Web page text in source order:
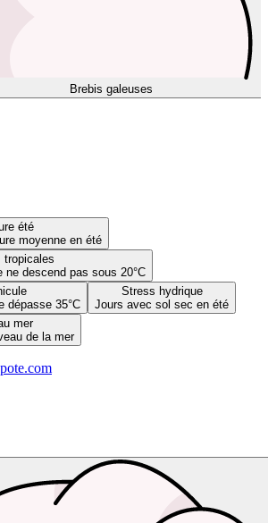
Brebis galeuses
été
moyenne en été
tropicales
ne descend pas sous 20°C
dépasse 35°C
Stress hydrique
Jours avec sol sec en été
mer
de la mer